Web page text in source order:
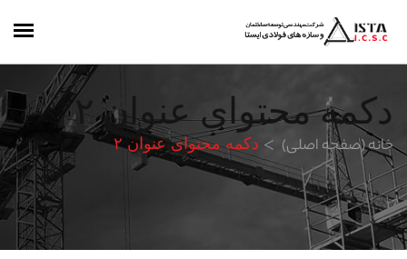
دکمه محتوای عنوان ۲
خانه (صفحه اصلی) دکمه محتوای عنوان ۲